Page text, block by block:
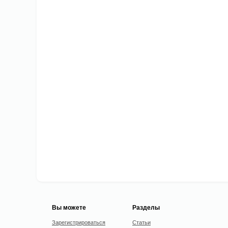
Вы можете
Зарегистрироваться
Разделы
Статьи